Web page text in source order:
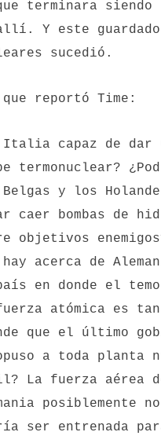
terminara siendo
Y este
sucedió.
reportó Time :
Italia capaz de dar
termonuclear?
y los
caer bombas de
objetivos
hay acerca de
en donde el
atómica es tan
que el último
a toda planta
La fuerza aérea
posiblemente no
ser entrenada